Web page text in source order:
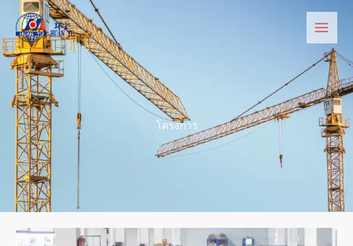
ยัง
เนื้อหา
โครงการ